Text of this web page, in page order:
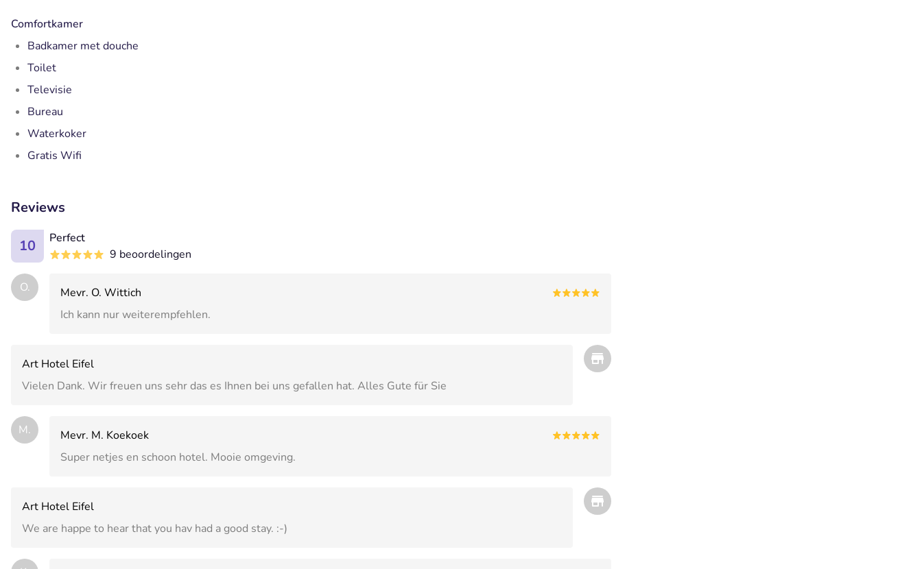
Comfortkamer
Badkamer met douche
Toilet
Televisie
Bureau
Waterkoker
Gratis Wifi
Reviews
10
Perfect
9 beoordelingen
O.
Mevr. O. Wittich
Ich kann nur weiterempfehlen.
Art Hotel Eifel
Vielen Dank. Wir freuen uns sehr das es Ihnen bei uns gefallen hat. Alles Gute für Sie
M.
Mevr. M. Koekoek
Super netjes en schoon hotel. Mooie omgeving.
Art Hotel Eifel
We are happe to hear that you hav had a good stay. :-)